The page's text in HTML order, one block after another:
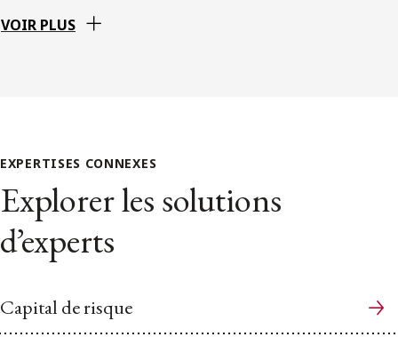
VOIR PLUS
EXPERTISES CONNEXES
Explorer les solutions
d’experts
Capital de risque